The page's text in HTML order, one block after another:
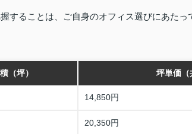
することは、ご自身のオフィス選びにあた
（坪） 坪単価（
14,850円
20,350円